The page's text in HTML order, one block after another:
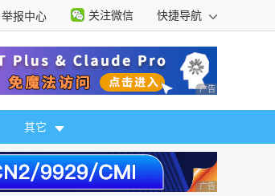
举报中心 关注微信 快捷导航
广告 商业广告，理
其它
广告 商业广告，理